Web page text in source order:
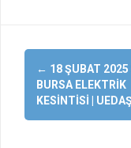
Yazı
dolaşımı
← 18 ŞUBAT 2025
BURSA ELEKTRIK
KESINTISI | UEDAŞ